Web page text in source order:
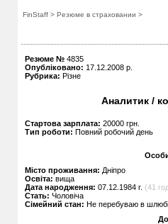
FinStaff > Резюме в страховании >
Резюме № 4835
Опубліковано: 17.12.2008 р.
Рубрика: Різне
Аналитик /
Стартова зарплата: 20000 грн.
Тип роботи: Повний робочий день
Місто проживання: Дніпро
Освіта: вища
Дата народження: 07.12.1984 г. (41
Стать: Чоловіча
Сімейний стан: Не перебуваю в